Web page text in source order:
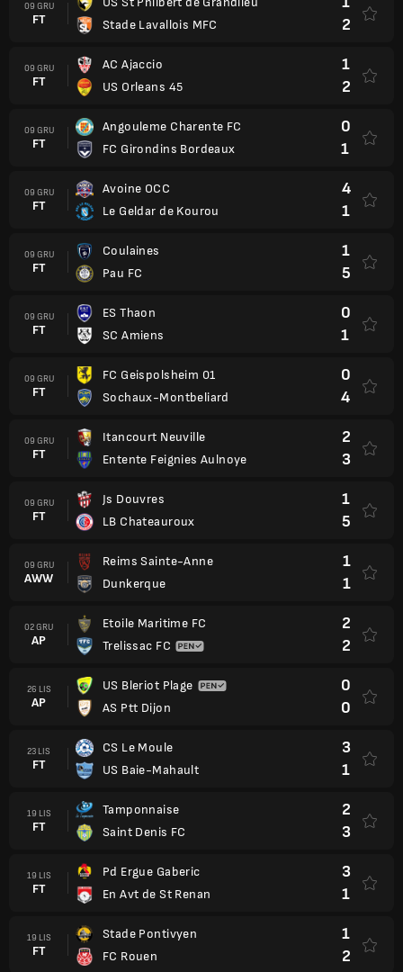
09 GRU
FT
Stade Lavallois MFC
2
09 GRU
FT
AC Ajaccio
US Orleans 45
1
2
09 GRU
FT
Angouleme Charente FC
FC Girondins Bordeaux
0
1
09 GRU
FT
Avoine OCC
Le Geldar de Kourou
4
1
09 GRU
FT
Coulaines
Pau FC
1
5
09 GRU
FT
ES Thaon
SC Amiens
0
1
09 GRU
FT
FC Geispolsheim 01
Sochaux-Montbeliard
0
4
09 GRU
FT
Itancourt Neuville
Entente Feignies Aulnoye
2
3
09 GRU
FT
Js Douvres
LB Chateauroux
1
5
09 GRU
AWW
Reims Sainte-Anne
Dunkerque
1
1
02 GRU
AP
Etoile Maritime FC
Trelissac FC
2
2
26 LIS
AP
US Bleriot Plage
AS Ptt Dijon
0
0
23 LIS
FT
CS Le Moule
US Baie-Mahault
3
1
19 LIS
FT
Tamponnaise
Saint Denis FC
2
3
19 LIS
FT
Pd Ergue Gaberic
En Avt de St Renan
3
1
19 LIS
FT
Stade Pontivyen
FC Rouen
1
2